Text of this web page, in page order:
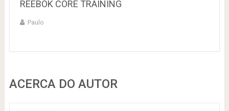
REEBOK CORE TRAINING
Paulo
ACERCA DO AUTOR